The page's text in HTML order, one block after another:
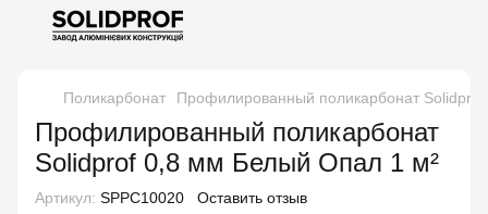
Поликарбонат Профилированный поликарбонат
Профилированный поликарбонат
Solidprof 0,8 мм Белый Опал 1 м²
Артикул: SPPC10020 Оставить отзыв